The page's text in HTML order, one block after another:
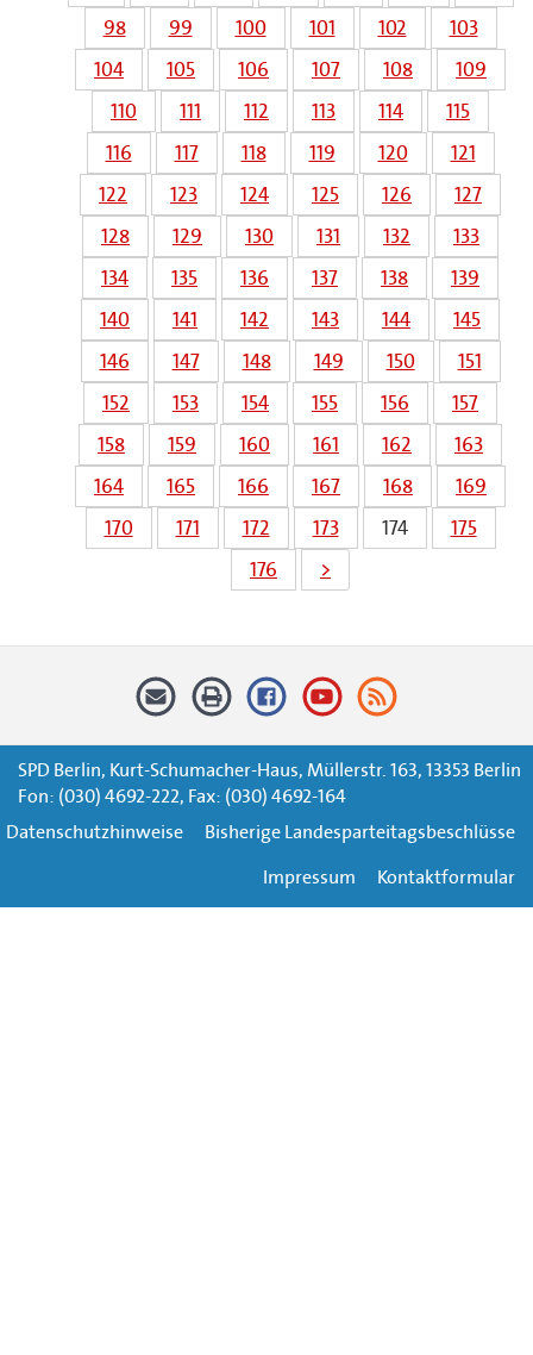
98
99 100 101 102
103
104
105 106 107 108
109
110
111 112 113 114
115
116
117 118 119 120
121
122
123 124 125 126
127
128
129 130 131 132
133
134
135 136 137 138
139
140
141 142 143 144
145
146
147 148 149 150
151
152
153 154 155 156
157
158
159 160 161 162
163
164
165 166 167 168
169
170
171 172 173 174
175
176
>
SPD Berlin, Kurt-Schumacher-Haus, Müllerstr. 163, 13353 Berlin
Fon: (030) 4692-222, Fax: (030) 4692-164
Datenschutzhinweise
Bisherige Landesparteitagsbeschlüsse
Impressum
Kontaktformular